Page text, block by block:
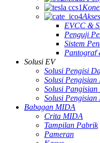
EVCC &
Penguji
Sistem
Pantograf
Solusi EV
Solusi Pengisi
Solusi
Solusi
Solusi Pengisian
Babagan MIDA
Crita MIDA
Tampilan Pabrik
Pameran